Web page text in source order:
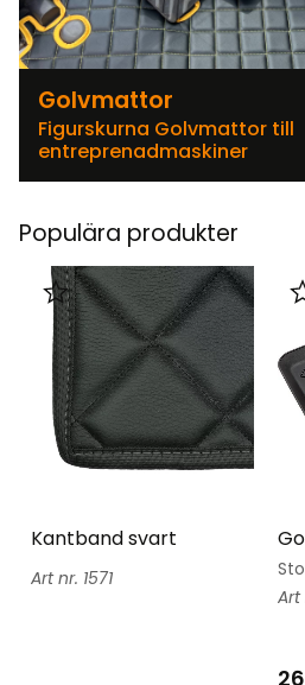
Golvmattor
Figurskurna Golvmattor till
entreprenadmaskiner
Populära produkter
Kantband svart
1571
Lägg till i favoriter